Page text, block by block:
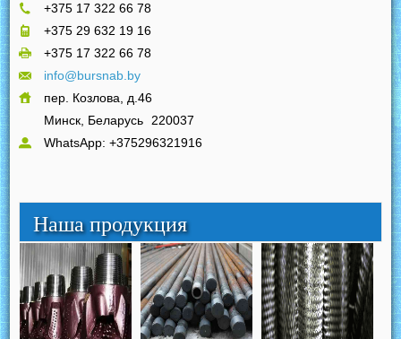
+375 17 322 66 78
+375 29 632 19 16
+375 17 322 66 78
info@bursnab.by
пер. Козлова, д.46
Минск, Беларусь 220037
WhatsApp: +375296321916
Наша продукция